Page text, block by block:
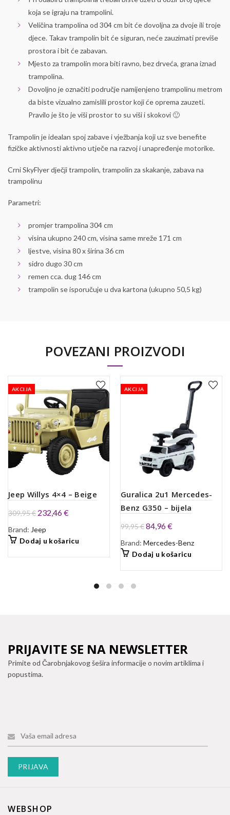
koja se igraju na trampolini.
Veličina trampolina od 304 cm bit će dovoljna za dvoje ili troje
djece. Takav trampolin bit će siguran, neće zauzimati previše
prostora i bit će zabavan.
Mjesto za trampolin mora biti ravno, bez drveća, grana iznad
trampolina.
Dovoljno je označiti područje namijenjeno trampolinu metrom
da biste vizualno zamislili prostor koji će oprema zauzeti.
Pravilo je što je viši prostor to su viši i skokovi 🙂
Trampolin je idealan spoj zabave i vježbanja koji uz sve benefite
fizičke aktivnosti aktivno utječe na razvoj i unapređenje motorike.
Crni SkyFlyer dječji trampolin, trampolin za skakanje, zabava na
trampolinu
Parametri:
promjer trampolina 304 cm
visina ukupno 240 cm, visina same mreže 171 cm
ljestve, visina 80 x širina 36 cm
sidro dugo 30 cm
remen cca. dug 146 cm
trampolin se isporučuje u dva kartona (ukupno 50,5 kg)
POVEZANI PROIZVODI
AKCIJA
Jeep Willys 4×4 – Beige
309,95€ Izvorna
bila
232,46€
je:
Brand: Jeep
Dodaj u košaricu
AKCIJA
Guralica 2u1 Mercedes-
Benz G350 – bijela
99,95€Izvorna
cijena
bila
84,96€
cijena
je:
Brand: Mercedes-Benz
Dodaj u košaricu
PRIJAVITE SE NA NEWSLETTER
Primite od Čarobnjakovog šešira informacije o novim artiklima i
popustima.
WEBSHOP